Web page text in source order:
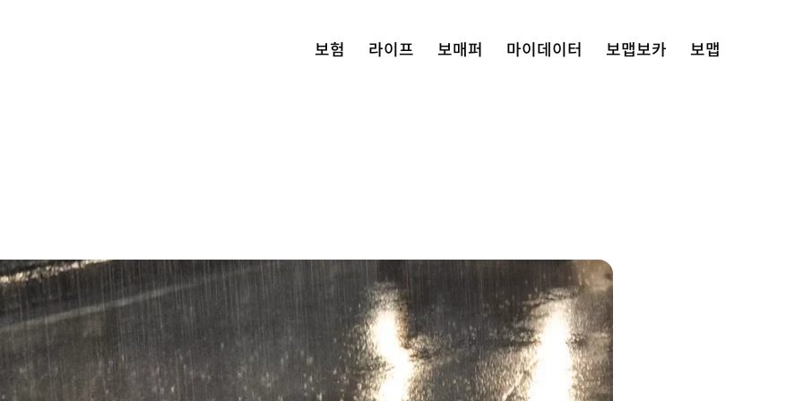
보험 라이프 보매퍼 마이데이터 보맵보카 보맵